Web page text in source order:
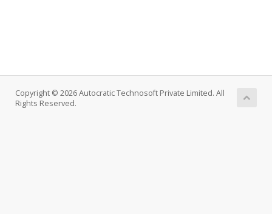
Copyright © 2026 Autocratic Technosoft Private Limited. All
Rights Reserved.